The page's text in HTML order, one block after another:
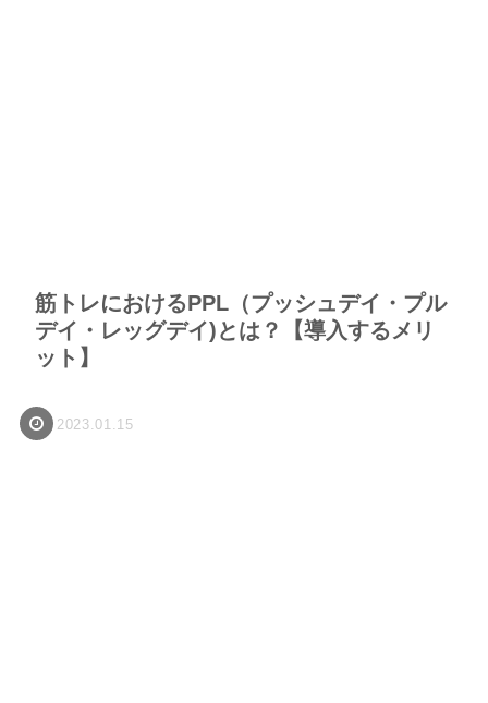
筋トレにおけるPPL（プッシュデイ・プル
デイ・レッグデイ)とは？【導入するメリ
ット】
2023.01.15